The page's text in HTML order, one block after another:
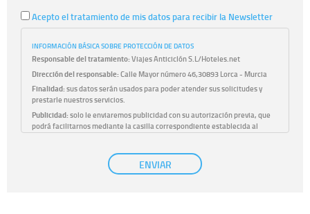
Acepto el tratamiento de mis datos para recibir la Newsletter
INFORMACIÓN BÁSICA SOBRE PROTECCIÓN DE DATOS
Responsable del tratamiento:Viajes Anticiclón S.L/Hoteles.net
Dirección del responsable:Calle Mayor número 46,30893 Lorca - Murcia
Finalidad:sus datos serán usados para poder atender sus solicitudes y
prestarle nuestros servicios.
Publicidad:solo le enviaremos publicidad con su autorización previa, que
podrá facilitarnos mediante la casilla correspondiente establecida al
únicamente trataremos sus datos con su consentimiento
previo, que podrá facilitarnos mediante la casilla correspondiente
ENVIAR